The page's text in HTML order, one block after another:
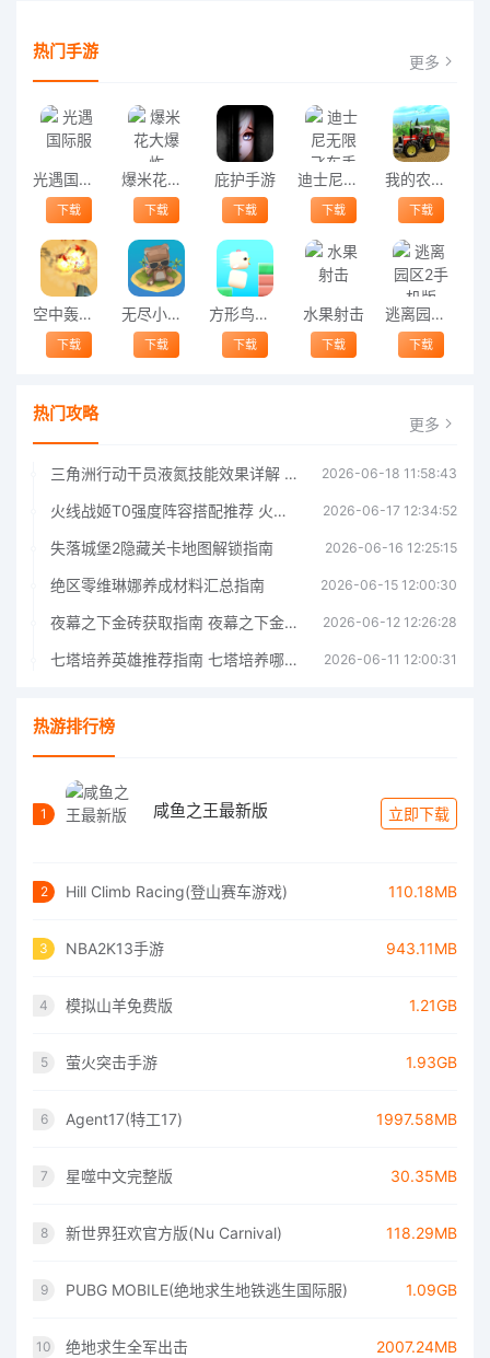
热门手游 更多
光遇国际服
下载
爆米花大爆炸
下载
庇护手游
下载
迪士尼无限飞车手游
下载
我的农场模拟器手机版
下载
空中轰炸机手机版
下载
无尽小镇的少女官方版
下载
方形鸟游戏
下载
水果射击
下载
逃离园区2手机版
下载
热门攻略 更多
三角洲行动干员液氮技能效果详解 三角洲行动干员液氮技能介绍 2026-06-18 11:58:43
火线战姬T0强度阵容搭配推荐 火线战姬T0强度阵容哪个好 2026-06-17 12:34:52
失落城堡2隐藏关卡地图解锁指南 2026-06-16 12:25:15
绝区零维琳娜养成材料汇总指南 2026-06-15 12:00:30
夜幕之下金砖获取指南 夜幕之下金砖获取方法 2026-06-12 12:26:28
七塔培养英雄推荐指南 七塔培养哪个英雄好 2026-06-11 12:00:31
热游排行榜
1 咸鱼之王最新版 立即下载
2 Hill Climb Racing(登山赛车游戏) 110.18MB
3 NBA2K13手游 943.11MB
4 模拟山羊免费版 1.21GB
5 萤火突击手游 1.93GB
6 Agent17(特工17) 1997.58MB
7 星噬中文完整版 30.35MB
8 新世界狂欢官方版(Nu Carnival) 118.29MB
9 PUBG MOBILE(绝地求生地铁逃生国际服) 1.09GB
10 绝地求生全军出击 2007.24MB